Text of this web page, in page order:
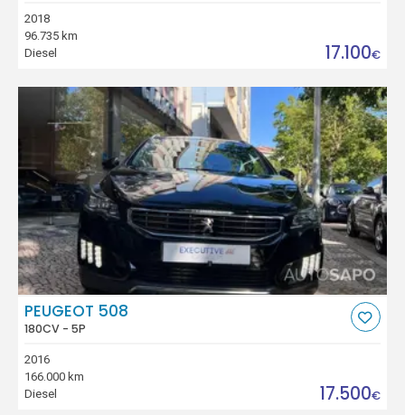
2018
96.735 km
Diesel
17.100€
PEUGEOT 508
180CV - 5P
2016
166.000 km
Diesel
17.500€